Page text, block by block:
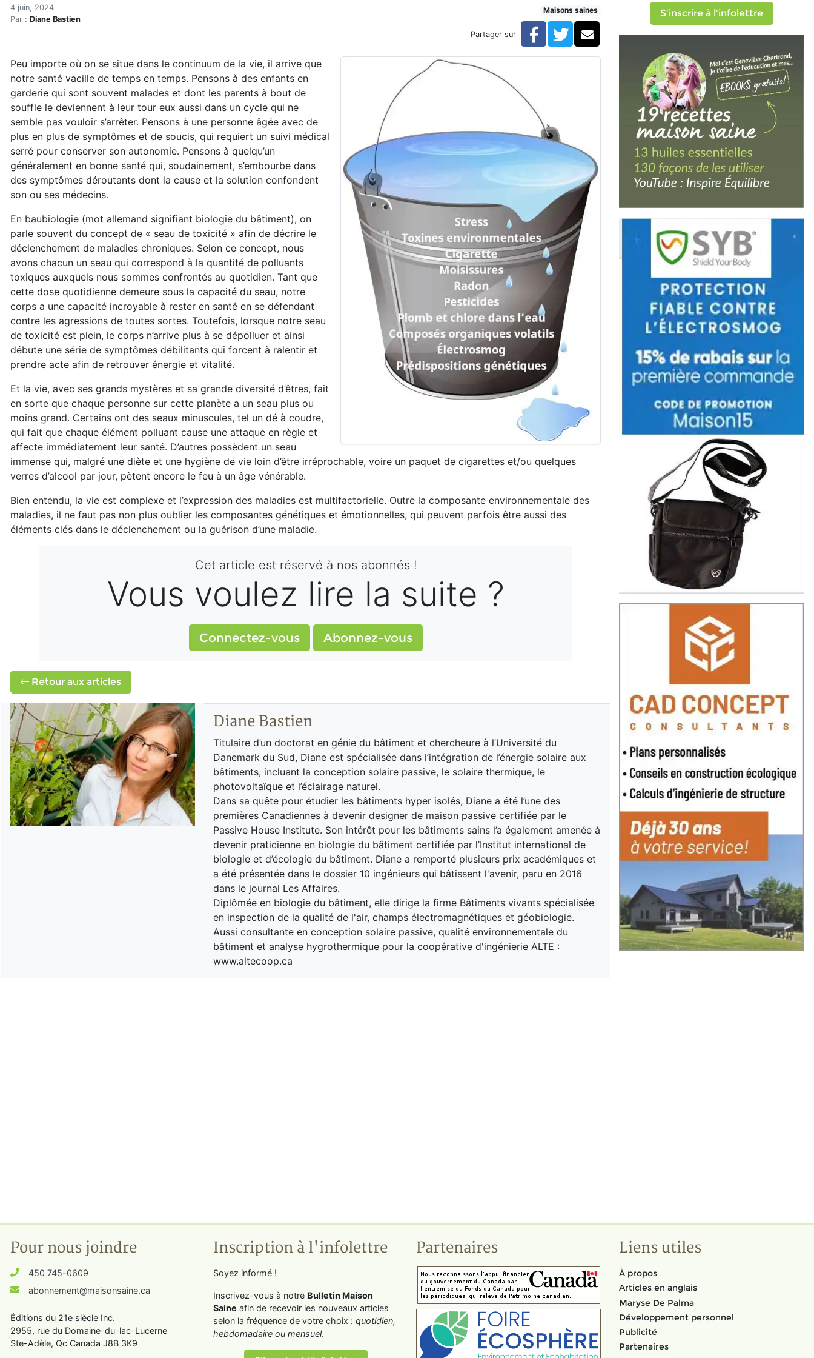
Accueil
Articles
Et si notre maison pouvait aider à guérir? (réservé)
Et si notre maison pouvait aider à guérir? (réservé)
4 juin, 2024
Par : Diane Bastien
Maisons saines
Partager sur Facebook
TwitterCourriel
Peu importe où on se situe dans le continuum de la vie, il arrive que
notre santé vacille de temps en temps. Pensons à des enfants en
garderie qui sont souvent malades et dont les parents à bout de
souffle le deviennent à leur tour eux aussi dans un cycle qui ne
semble pas vouloir s’arrêter. Pensons à une personne âgée avec de
plus en plus de symptômes et de soucis, qui requiert un suivi médical
serré pour conserver son autonomie. Pensons à quelqu’un
généralement en bonne santé qui, soudainement, s’embourbe dans
des symptômes déroutants dont la cause et la solution confondent
son ou ses médecins.
En baubiologie (mot allemand signifiant biologie du bâtiment), on
parle souvent du concept de « seau de toxicité » afin de décrire le
déclenchement de maladies chroniques. Selon ce concept, nous
avons chacun un seau qui correspond à la quantité de polluants
toxiques auxquels nous sommes confrontés au quotidien. Tant que
cette dose quotidienne demeure sous la capacité du seau, notre
corps a une capacité incroyable à rester en santé en se défendant
contre les agressions de toutes sortes. Toutefois, lorsque notre seau
de toxicité est plein, le corps n’arrive plus à se dépolluer et ainsi
débute une série de symptômes débilitants qui forcent à ralentir et
prendre acte afin de retrouver énergie et vitalité.
Et la vie, avec ses grands mystères et sa grande diversité d’êtres, fait
en sorte que chaque personne sur cette planète a un seau plus ou
moins grand. Certains ont des seaux minuscules, tel un dé à coudre,
qui fait que chaque élément polluant cause une attaque en règle et
affecte immédiatement leur santé. D’autres possèdent un seau
immense qui, malgré une diète et une hygiène de vie loin d’être irréprochable, voire un paquet de cigarettes et/ou quelques
verres d’alcool par jour, pètent encore le feu à un âge vénérable.
Bien entendu, la vie est complexe et l’expression des maladies est multifactorielle. Outre la composante environnementale des
maladies, il ne faut pas non plus oublier les composantes génétiques et émotionnelles, qui peuvent parfois être aussi des
éléments clés dans le déclenchement ou la guérison d’une maladie.
Cet article est réservé à nos abonnés !
Vous voulez lire la suite ?
Connectez-vous Abonnez-vous
Retour aux articles
Diane Bastien
Titulaire d’un doctorat en génie du bâtiment et chercheure à l’Université du
Danemark du Sud, Diane est spécialisée dans l’intégration de l’énergie solaire aux
bâtiments, incluant la conception solaire passive, le solaire thermique, le
photovoltaïque et l’éclairage naturel.
Dans sa quête pour étudier les bâtiments hyper isolés, Diane a été l’une des
premières Canadiennes à devenir designer de maison passive certifiée par le
Passive House Institute. Son intérêt pour les bâtiments sains l’a également amenée à
devenir praticienne en biologie du bâtiment certifiée par l’Institut international de
biologie et d’écologie du bâtiment. Diane a remporté plusieurs prix académiques et
a été présentée dans le dossier 10 ingénieurs qui bâtissent l'avenir, paru en 2016
dans le journal Les Affaires.
Diplômée en biologie du bâtiment, elle dirige la firme Bâtiments vivants spécialisée
en inspection de la qualité de l'air, champs électromagnétiques et géobiologie.
Aussi consultante en conception solaire passive, qualité environnementale du
bâtiment et analyse hygrothermique pour la coopérative d'ingénierie ALTE :
www.altecoop.ca
S'inscrire à l'infolettre
Pour nous joindre
450 745-0609
abonnement@maisonsaine.ca
Éditions du 21e siècle Inc.
2955, rue du Domaine-du-lac-Lucerne
Ste-Adèle, Qc Canada J8B 3K9
Inscription à l'infolettre
Soyez informé !
Inscrivez-vous à notre Bulletin Maison
Saine afin de recevoir les nouveaux articles
selon la fréquence de votre choix : quotidien,
hebdomadaire ou mensuel.
Partenaires Liens utiles
À propos
Articles en anglais
Maryse De Palma
Développement personnel
Publicité
Partenaires